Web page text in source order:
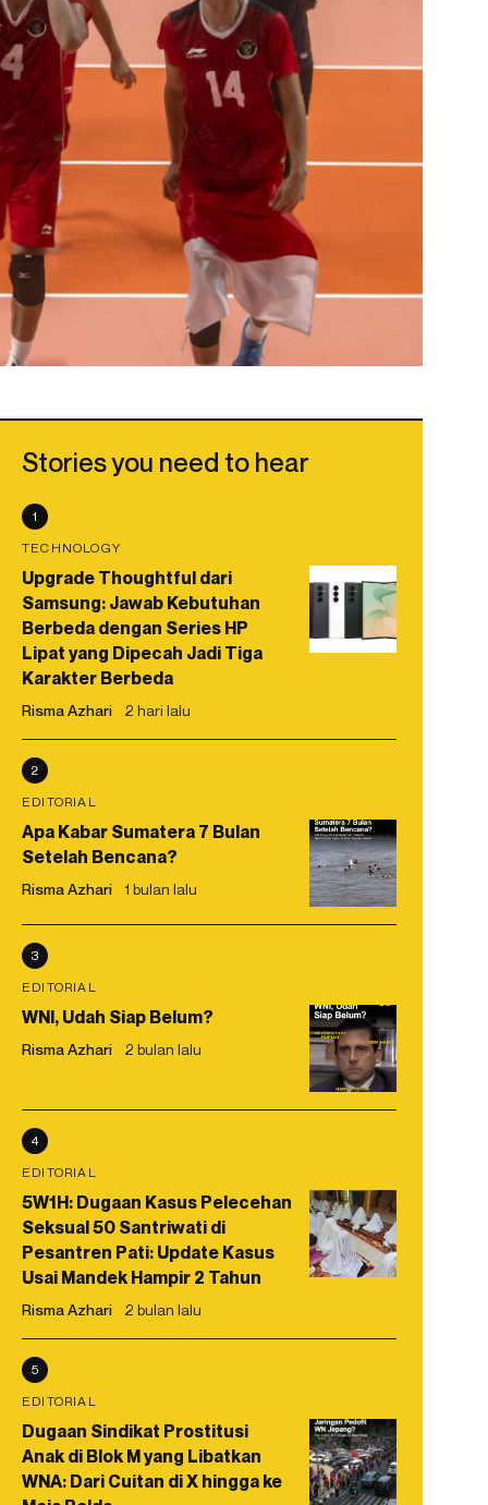
Stories you need to hear
1
TECHNOLOGY
Upgrade Thoughtful dari
Samsung: Jawab Kebutuhan
Berbeda dengan Series HP
Lipat yang Dipecah Jadi Tiga
Karakter Berbeda
Risma Azhari 2 hari lalu
2
EDITORIAL
Apa Kabar Sumatera 7 Bulan
Setelah Bencana?
Risma Azhari 1 bulan lalu
3
EDITORIAL
WNI, Udah Siap Belum?
Risma Azhari 2 bulan lalu
4
EDITORIAL
5W1H: Dugaan Kasus Pelecehan
Seksual 50 Santriwati di
Pesantren Pati: Update Kasus
Usai Mandek Hampir 2 Tahun
Risma Azhari 2 bulan lalu
5
EDITORIAL
Dugaan Sindikat Prostitusi
Anak di Blok M yang Libatkan
WNA: Dari Cuitan di X hingga ke